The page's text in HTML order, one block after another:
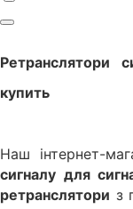
Ретранслятори
купить
Наш інтернет-
сигналу для
ретранслятори з